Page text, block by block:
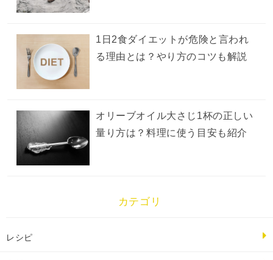
1日2食ダイエットが危険と言われ
る理由とは？やり方のコツも解説
オリーブオイル大さじ1杯の正しい
量り方は？料理に使う目安も紹介
カテゴリ
レシピ